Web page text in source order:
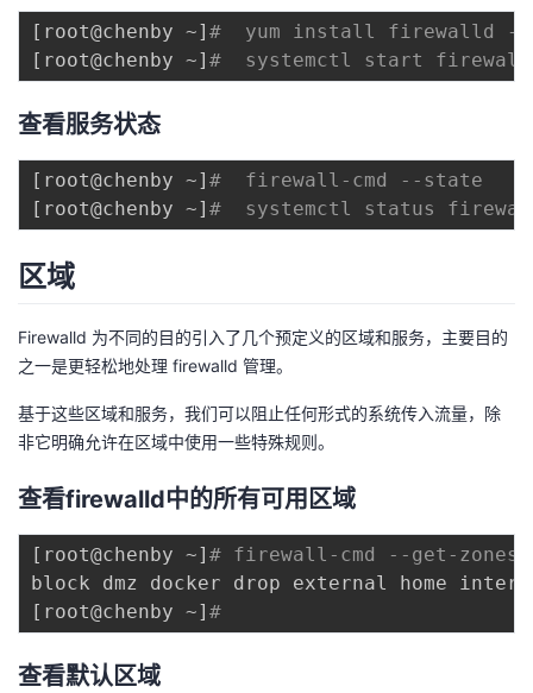
堂
我
的
课
我
的
我
验
收
藏
我
的
技
术
持
我
的
云
建
[ root@chenby ~] #  yum install firewalld -y
[ root@chenby ~] #  systemctl start
查看服务状态
[ root@chenby ~] #  firewall-cmd --state
[ root@chenby ~] #  systemctl status
区域
Firewalld 为不同的目的引入了几个预定义的区域和服务，主要目的
之一是更轻松地处理 firewalld 管理。
基于这些区域和服务，我们可以阻止任何形式的系统传入流量，除
非它明确允许在区域中使用一些特殊规则。
查看firewalld中的所有可用区域
[ root@chenby ~] # firewall-cmd --get-zones
[ root@chenby ~] #
查看默认区域